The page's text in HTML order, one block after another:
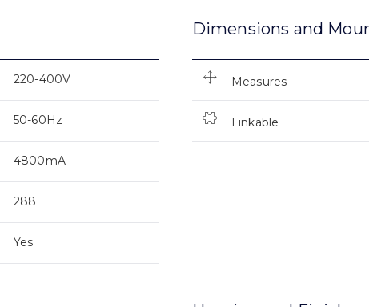
220-400V
50-60Hz
4800mA
288
Yes
Dimensions and
Measures
Linkable